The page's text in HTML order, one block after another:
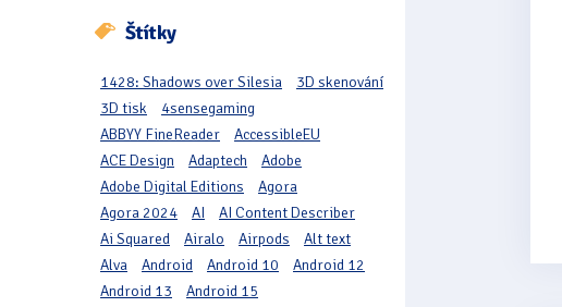
Štítky
1428: Shadows over Silesia
3D skenování
3D tisk
4sensegaming
ABBYY FineReader
AccessibleEU
ACE Design
Adaptech
Adobe
Adobe Digital Editions
Agora
Agora 2024
AI
AI Content Describer
Ai Squared
Airalo Airpods
Alt text
Alva
Android Android 10
Android 12
Android 13
Android 15